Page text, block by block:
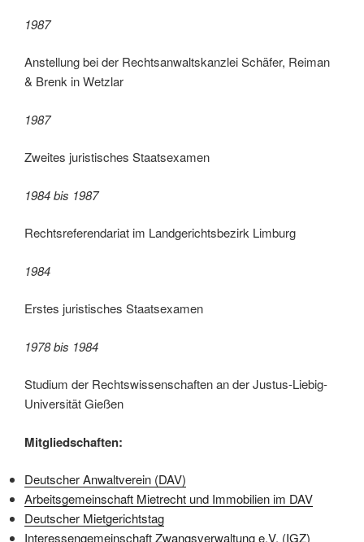
1987
Anstellung bei der Rechtsanwaltskanzlei Schäfer, Reiman
& Brenk in Wetzlar
1987
Zweites juristisches Staatsexamen
1984 bis 1987
Rechtsreferendariat im Landgerichtsbezirk Limburg
1984
Erstes juristisches Staatsexamen
1978 bis 1984
Studium der Rechtswissenschaften an der Justus-Liebig-
Universität Gießen
Mitgliedschaften:
Deutscher Anwaltverein (DAV)
Arbeitsgemeinschaft Mietrecht und Immobilien im DAV
Deutscher Mietgerichtstag
Interessengemeinschaft Zwangsverwaltung e.V. (IGZ)